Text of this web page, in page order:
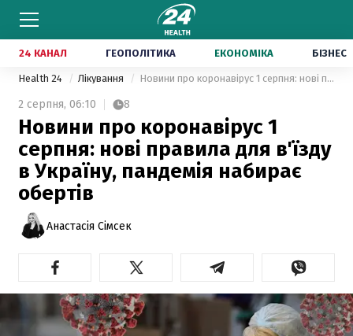
24 КАНАЛ ГЕОПОЛІТИКА ЕКОНОМІКА БІЗНЕС
Health 24 Лікування Новини про коронавірус 1 серпня: нові правила для в'їзду в Україну, пандемія набирає обертів
2 серпня, 06:10 8
Новини про коронавірус 1
серпня: нові правила для в'їзду
в Україну, пандемія набирає
обертів
Анастасія Сімсек